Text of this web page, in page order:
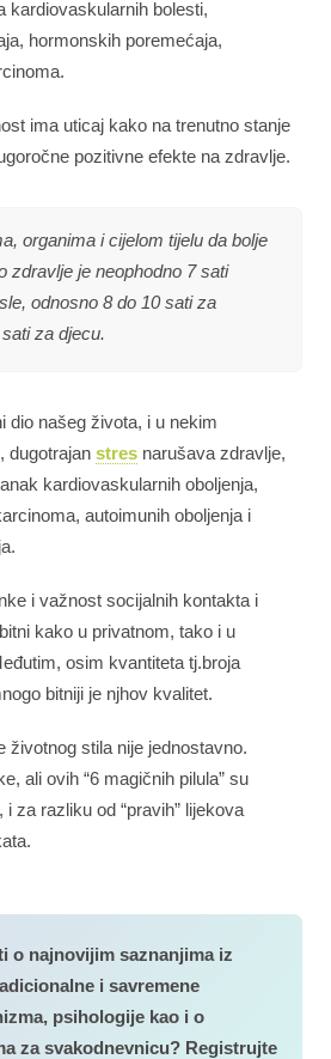
kardiovaskularnih bolesti,
hormonskih poremećaja,
ima uticaj kako na trenutno stanje
pozitivne efekte na zdravlje.
organima i cijelom tijelu da bolje
zdravlje je neophodno 7 sati
odnosno 8 do 10 sati za
za djecu.
dio našeg života, i u nekim
dugotrajan stres narušava zdravlje,
kardiovaskularnih oboljenja,
autoimunih oboljenja i
i važnost socijalnih kontakta i
kako u privatnom, tako i u
osim kvantiteta tj.broja
bitniji je njhov kvalitet.
životnog stila nije jednostavno.
ali ovih “6 magičnih pilula” su
i za razliku od “pravih” lijekova
o najnovijim saznanjima iz
i savremene
psihologije kao i o
za svakodnevnicu? Registrujte